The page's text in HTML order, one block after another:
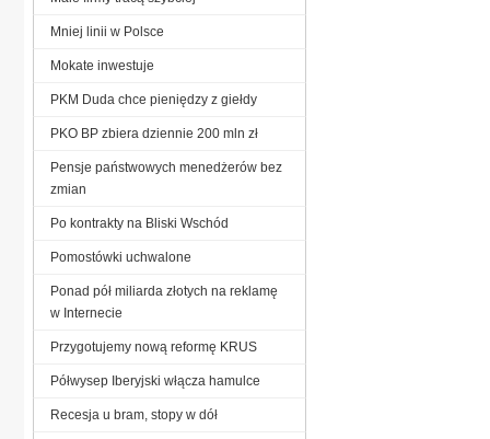
Mniej linii w Polsce
Mokate inwestuje
PKM Duda chce pieniędzy z giełdy
PKO BP zbiera dziennie 200 mln zł
Pensje państwowych menedżerów bez
zmian
Po kontrakty na Bliski Wschód
Pomostówki uchwalone
Ponad pół miliarda złotych na reklamę
w Internecie
Przygotujemy nową reformę KRUS
Półwysep Iberyjski włącza hamulce
Recesja u bram, stopy w dół